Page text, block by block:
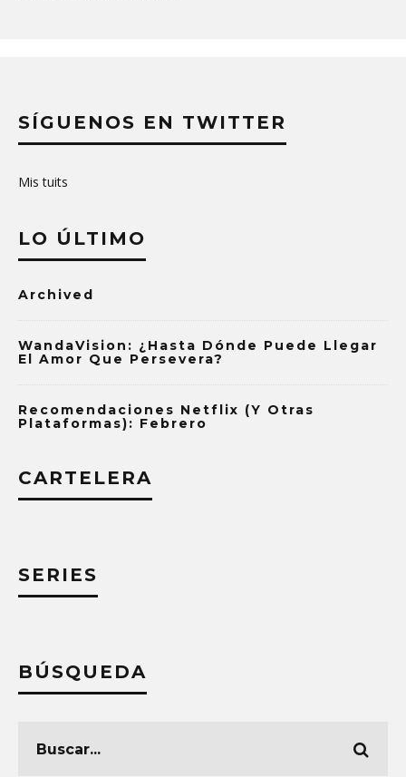
SÍGUENOS EN TWITTER
Mis tuits
LO ÚLTIMO
Archived
WandaVision: ¿Hasta Dónde Puede Llegar
El Amor Que Persevera?
Recomendaciones Netflix (y Otras
Plataformas): Febrero
CARTELERA
SERIES
BÚSQUEDA